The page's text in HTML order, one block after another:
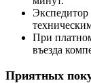
Экспедитор
При
въезда
Приятных